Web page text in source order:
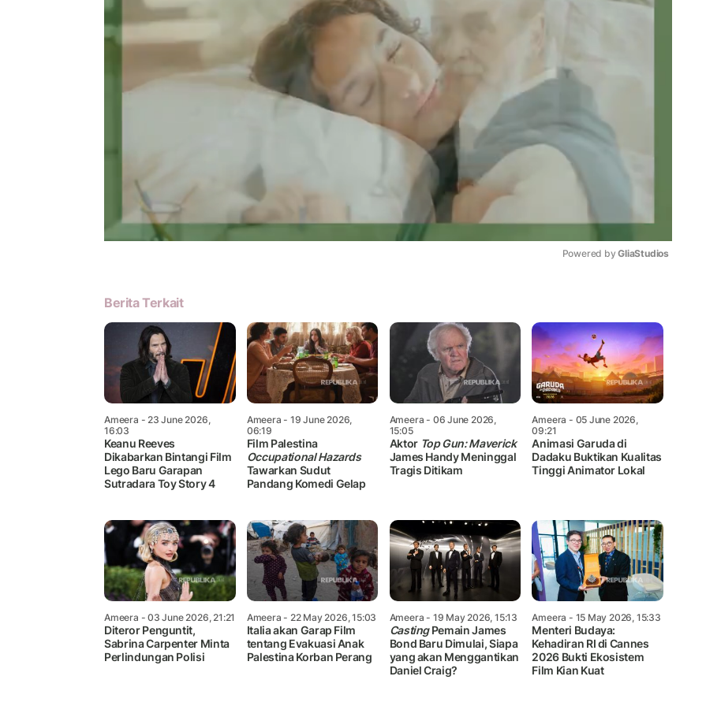
Powered by GliaStudios
Berita Terkait
Ameera - 23 June 2026,
16:03
Keanu Reeves
Dikabarkan Bintangi Film
Lego Baru Garapan
Sutradara Toy Story 4
Ameera - 19 June 2026,
06:19
Film Palestina
Occupational Hazards
Tawarkan Sudut
Pandang Komedi Gelap
Ameera - 06 June 2026,
15:05
Aktor Top Gun: Maverick
James Handy Meninggal
Tragis Ditikam
Ameera - 05 June 2026,
09:21
Animasi Garuda di
Dadaku Buktikan Kualitas
Tinggi Animator Lokal
Ameera - 03 June 2026, 21:21
Diteror Penguntit,
Sabrina Carpenter Minta
Perlindungan Polisi
Ameera - 22 May 2026, 15:03
Italia akan Garap Film
tentang Evakuasi Anak
Palestina Korban Perang
Ameera - 19 May 2026, 15:13
CastingPemain James
Bond Baru Dimulai, Siapa
yang akan Menggantikan
Daniel Craig?
Ameera - 15 May 2026, 15:33
Menteri Budaya:
Kehadiran RI di Cannes
2026 Bukti Ekosistem
Film Kian Kuat